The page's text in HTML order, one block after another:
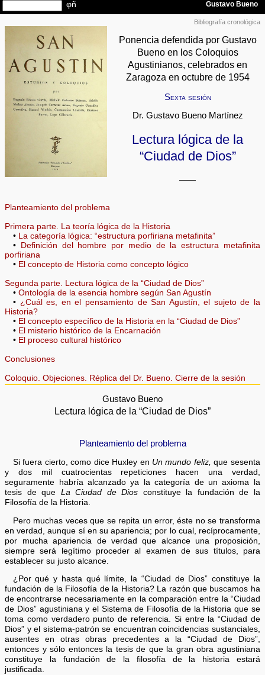
Bibliografía cronológica
Ponencia defendida por Gustavo
Bueno en los Coloquios
Agustinianos, celebrados en
Zaragoza en octubre de 1954
Sexta sesión
Dr. Gustavo Bueno Martínez
Lectura lógica de la
“Ciudad de Dios”
——
Planteamiento del problema
Primera parte. La teoría lógica de la Historia
• La categoría lógica: “estructura porfiriana metafinita”
• Definición del hombre por medio de la estructura metafinita
porfiriana
• El concepto de Historia como concepto lógico
Segunda parte. Lectura lógica de la “Ciudad de Dios”
•Ontología de la esencia hombre según San Agustín
• ¿Cuál es, en el pensamiento de San Agustín, el sujeto de la
Historia?
• El concepto específico de la Historia en la “Ciudad de Dios”
• El misterio histórico de la Encarnación
• El proceso cultural histórico
Conclusiones
Coloquio. Objeciones. Réplica del Dr. Bueno. Cierre de la sesión
Gustavo Bueno
Lectura lógica de la “Ciudad de Dios”
Planteamiento del problema
Si fuera cierto, como dice Huxley en Un mundo feliz, que sesenta
y dos mil cuatrocientas repeticiones hacen una verdad,
seguramente habría alcanzado ya la categoría de un axioma la
tesis de que La Ciudad de Dios constituye la fundación de la
Filosofía de la Historia.
Pero muchas veces que se repita un error, éste no se transforma
en verdad, aunque sí en su apariencia; por lo cual, recíprocamente,
por mucha apariencia de verdad que alcance una proposición,
siempre será legítimo proceder al examen de sus títulos, para
establecer su justo alcance.
¿Por qué y hasta qué límite, la “Ciudad de Dios” constituye la
fundación de la Filosofía de la Historia? La razón que buscamos ha
de encontrarse necesariamente en la comparación entre la “Ciudad
de Dios” agustiniana y el Sistema de Filosofía de la Historia que se
toma como verdadero punto de referencia. Si entre la “Ciudad de
Dios” y el sistema-patrón se encuentran coincidencias sustanciales,
ausentes en otras obras precedentes a la “Ciudad de Dios”,
entonces y sólo entonces la tesis de que la gran obra agustiniana
constituye la fundación de la filosofía de la historia estará
justificada.